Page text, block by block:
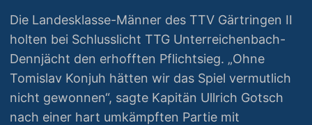
Die Landesklasse-Männer des TTV Gärtringen II
holten bei Schlusslicht TTG Unterreichenbach-
Dennjächt den erhofften Pflichtsieg. „Ohne
Tomislav Konjuh hätten wir das Spiel vermutlich
nicht gewonnen“, sagte Kapitän Ullrich Gotsch
nach einer hart umkämpften Partie mit